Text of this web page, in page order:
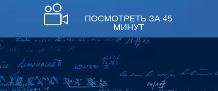
ПОСМОТРЕТЬ ЗА 45
МИНУТ